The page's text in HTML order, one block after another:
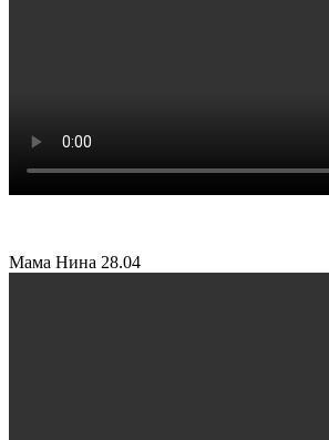
Мама Нина 28.04